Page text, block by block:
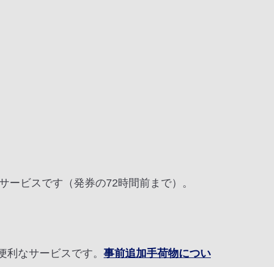
ビスです（発券の72時間前まで）。
なサービスです。 事前追加手荷物につい